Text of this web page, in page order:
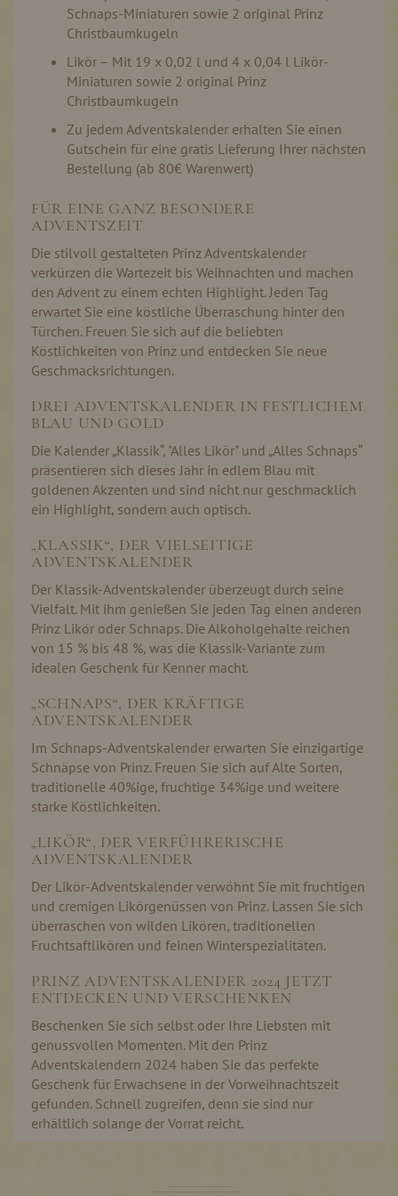
Schnaps-Miniaturen sowie 2 original Prinz
Christbaumkugeln
Likör – Mit 19 x 0,02 l und 4 x 0,04 l Likör-
Miniaturen sowie 2 original Prinz
Christbaumkugeln
Zu jedem Adventskalender erhalten Sie einen
Gutschein für eine gratis Lieferung Ihrer nächsten
Bestellung (ab 80€ Warenwert)
FÜR EINE GANZ BESONDERE
ADVENTSZEIT
Die stilvoll gestalteten Prinz Adventskalender
verkürzen die Wartezeit bis Weihnachten und machen
den Advent zu einem echten Highlight. Jeden Tag
erwartet Sie eine köstliche Überraschung hinter den
Türchen. Freuen Sie sich auf die beliebten
Köstlichkeiten von Prinz und entdecken Sie neue
Geschmacksrichtungen.
DREI ADVENTSKALENDER IN FESTLICHEM
BLAU UND GOLD
Die Kalender „Klassik“, "Alles Likör" und „Alles Schnaps“
präsentieren sich dieses Jahr in edlem Blau mit
goldenen Akzenten und sind nicht nur geschmacklich
ein Highlight, sondern auch optisch.
„KLASSIK“, DER VIELSEITIGE
ADVENTSKALENDER
Der Klassik-Adventskalender überzeugt durch seine
Vielfalt. Mit ihm genießen Sie jeden Tag einen anderen
Prinz Likör oder Schnaps. Die Alkoholgehalte reichen
von 15 % bis 48 %, was die Klassik-Variante zum
idealen Geschenk für Kenner macht.
„SCHNAPS“, DER KRÄFTIGE
ADVENTSKALENDER
Im Schnaps-Adventskalender erwarten Sie einzigartige
Schnäpse von Prinz. Freuen Sie sich auf Alte Sorten,
traditionelle 40%ige, fruchtige 34%ige und weitere
starke Köstlichkeiten.
„LIKÖR“, DER VERFÜHRERISCHE
ADVENTSKALENDER
Der Likör-Adventskalender verwöhnt Sie mit fruchtigen
und cremigen Likörgenüssen von Prinz. Lassen Sie sich
überraschen von wilden Likören, traditionellen
Fruchtsaftlikören und feinen Winterspezialitäten.
PRINZ ADVENTSKALENDER 2024 JETZT
ENTDECKEN UND VERSCHENKEN
Beschenken Sie sich selbst oder Ihre Liebsten mit
genussvollen Momenten. Mit den Prinz
Adventskalendern 2024 haben Sie das perfekte
Geschenk für Erwachsene in der Vorweihnachtszeit
gefunden. Schnell zugreifen, denn sie sind nur
erhältlich solange der Vorrat reicht.